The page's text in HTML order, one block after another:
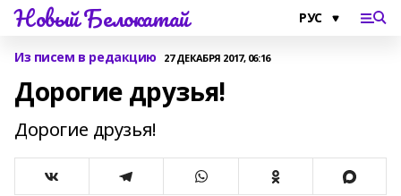
Новый Белокатай
Из писем в редакцию 27 ДЕКАБРЯ 2017, 06:16
Дорогие друзья!
Дорогие друзья!